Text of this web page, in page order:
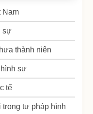
Nam
sự
thành niên
sự
tế
tư pháp hình